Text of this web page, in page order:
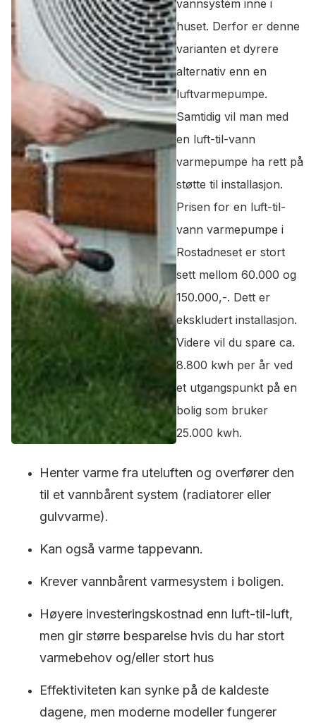
vannsystem inne i
huset. Derfor er denne
varianten et dyrere
alternativ enn en
luftvarmepumpe.
Samtidig vil man med
en luft-til-vann
varmepumpe ha rett på
støtte til installasjon.
Prisen for en luft-til-
vann varmepumpe i
Rostadneset er stort
sett mellom 60.000 og
150.000,-. Dett er
ekskludert installasjon.
Videre vil du spare ca.
8.800 kwh per år ved
et utgangspunkt på en
bolig som bruker
25.000 kwh.
Henter varme fra uteluften og overfører den
til et vannbårent system (radiatorer eller
gulvvarme).
Kan også varme tappevann.
Krever vannbårent varmesystem i boligen.
Høyere investeringskostnad enn luft-til-luft,
men gir større besparelse hvis du har stort
varmebehov og/eller stort hus
Effektiviteten kan synke på de kaldeste
dagene, men moderne modeller fungerer